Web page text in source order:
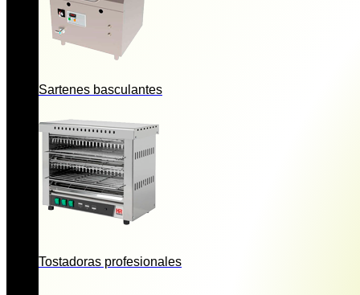
Sartenes basculantes
Tostadoras profesionales